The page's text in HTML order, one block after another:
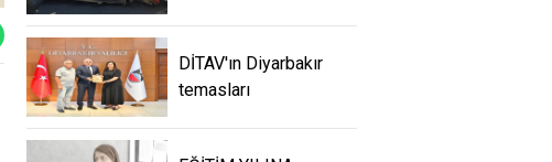
DİTAV'ın Diyarbakır
temasları